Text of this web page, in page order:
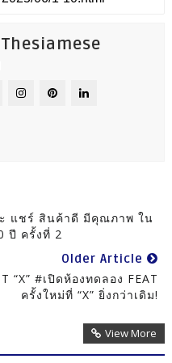
แชร์ สินค้าดี มีคุณภาพ ใน
ปี ครั้งที่ 2
Older Article
“X” #เปิดห้องทดลอง FEAT
ครั้งใหม่ที่ “X” ยิ่งกว่าเดิม!
View More